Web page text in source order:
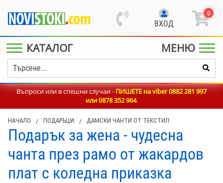
ВХОД
0
КАТАЛОГ МЕНЮ
Въпроси или в спешни случаи -ПИШЕТЕ на viber 0882 281 997
или0878 352 964.
НАЧАЛО / ПОДАРЪЦИ / ДАМСКИ ЧАНТИ ОТ ТЕКСТИЛ
Подарък за жена - чудесна
чанта през рамо от жакардов
плат с коледна приказка